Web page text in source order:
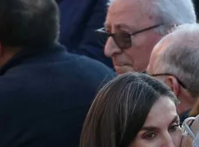
Letizia han estado en
valencianos
reunido con voluntarios